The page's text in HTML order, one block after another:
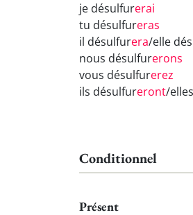
je désulfurerai
tu désulfureras
il désulfurera/elle
nous désulfurerons
vous désulfurerez
ils désulfureront/
Conditionnel
Présent